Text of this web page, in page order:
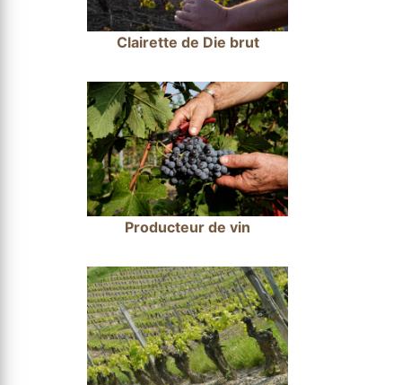
Clairette de Die brut
Producteur de vin